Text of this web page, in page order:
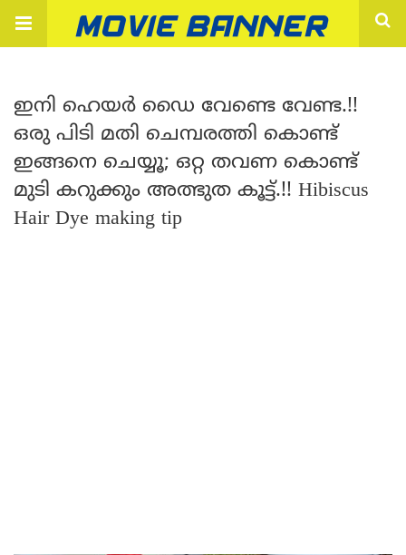
ഇനി ഹെയർ ഡൈ വേണ്ടെ വേണ്ട.!!
ഒരു പിടി മതി ചെമ്പരത്തി കൊണ്ട്
ഇങ്ങനെ ചെയ്യൂ; ഒറ്റ തവണ കൊണ്ട്
മുടി കറുക്കും അത്ഭുത കൂട്ട്.!! Hibiscus
Hair Dye making tip